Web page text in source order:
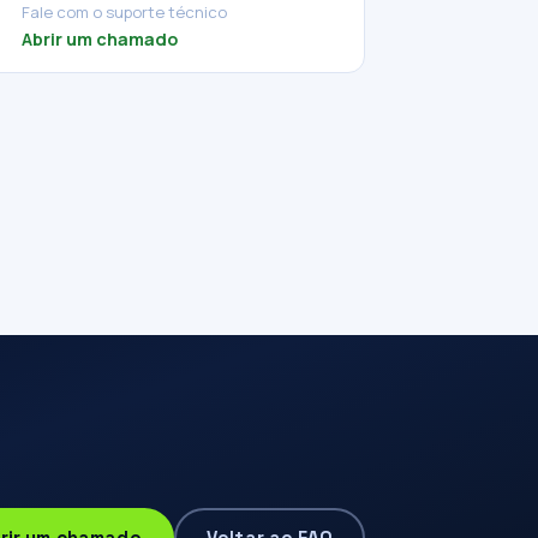
Fale com o suporte técnico
Abrir um chamado